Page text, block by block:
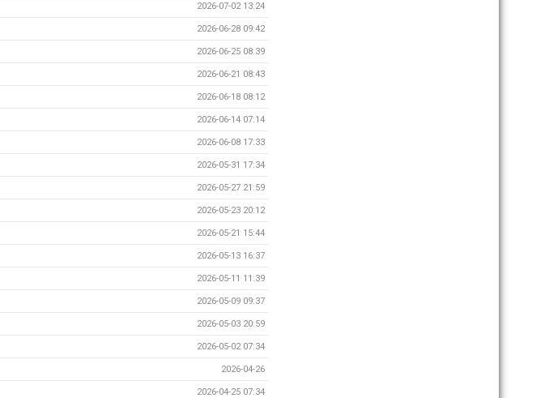
2026-07-02 13:24
2026-06-28 09:42
2026-06-25 08:39
2026-06-21 08:43
2026-06-18 08:12
2026-06-14 07:14
2026-06-08 17:33
2026-05-31 17:34
2026-05-27 21:59
2026-05-23 20:12
2026-05-21 15:44
2026-05-13 16:37
2026-05-11 11:39
2026-05-09 09:37
2026-05-03 20:59
2026-05-02 07:34
2026-04-26
2026-04-25 07:34